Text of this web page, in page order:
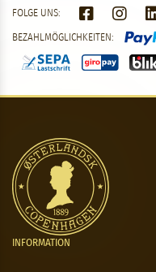
FOLGE UNS:
BEZAHLMÖGLICHKEITEN:
INFORMATION